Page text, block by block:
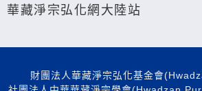
華藏淨宗弘化網大陸站
財團法人華藏淨宗弘化基金會